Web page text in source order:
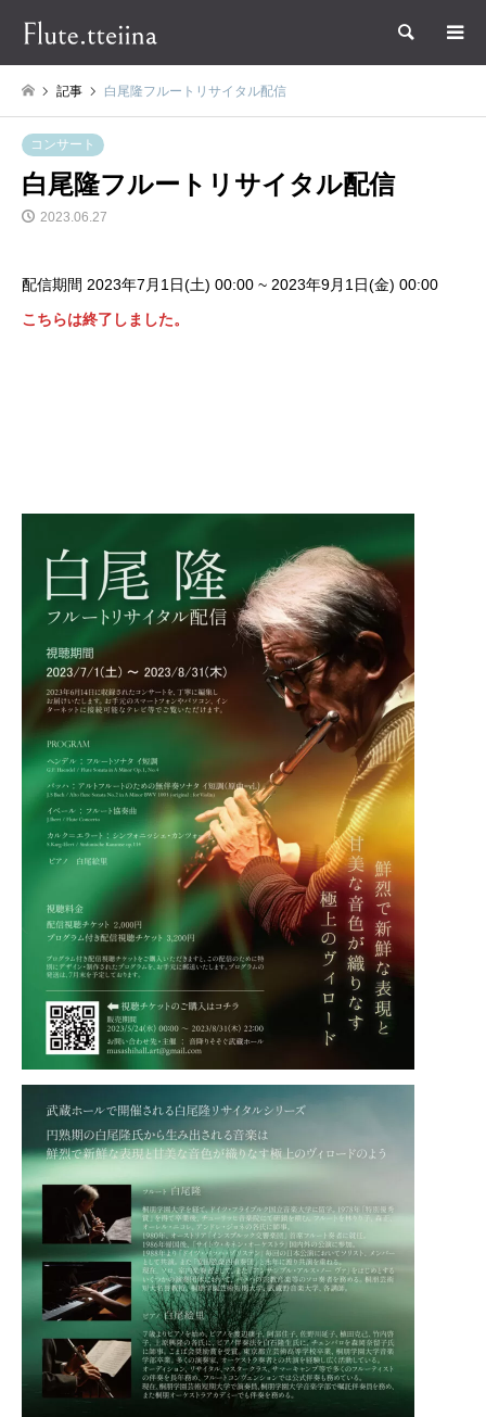
検索
記事 白尾隆フルートリサイタル配信
コンサート
白尾隆フルートリサイタル配信
2023.06.27
配信期間 2023年7月1日(土) 00:00 ~ 2023年9月1日(金) 00:00
こちらは終了しました。